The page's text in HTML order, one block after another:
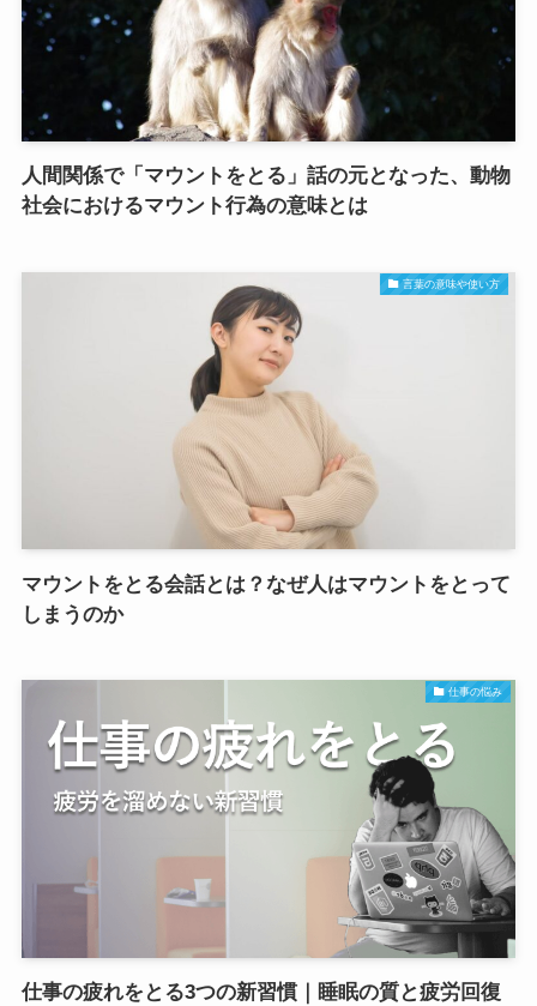
人間関係で「マウントをとる」話の元となった、動物
社会におけるマウント行為の意味とは
言葉の意味や使い方
マウントをとる会話とは？なぜ人はマウントをとって
しまうのか
仕事の悩み
仕事の疲れをとる3つの新習慣｜睡眠の質と疲労回復